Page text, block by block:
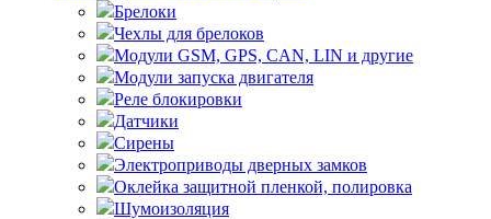
Брелоки
Чехлы для брелоков
Модули GSM, GPS, CAN, LIN и другие
Модули запуска двигателя
Реле блокировки
Датчики
Сирены
Электроприводы дверных замков
Оклейка защитной пленкой, полировка
Шумоизоляция